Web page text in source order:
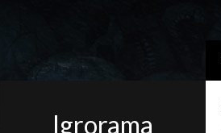
Igrorama